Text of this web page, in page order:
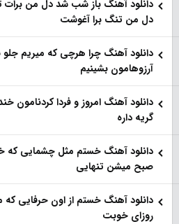
دانلود آهنگ باز شب شد دل من
دل من تنگ برا آغوشت
دانلود آهنگ چرا هرچی که میریم جلو
آرزوهامون بشینیم
دانلود آهنگ امروز و فردا کردنامون
گریه داره
دانلود آهنگ خستم مثل چشمایی
صبح میشن تنهایی
دانلود آهنگ خستم از اون حرفایی
روزای خوبت